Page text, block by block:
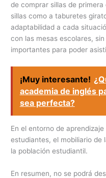
de comprar sillas de
sillas como a taburetes
adaptabilidad a cada
con las mesas escolares,
importantes para poder
¡Muy interesante!
academia de inglés
sea perfecta?
En el entorno de
estudiantes, el mobiliario de
la población estudiantil.
En resumen, no se podrá